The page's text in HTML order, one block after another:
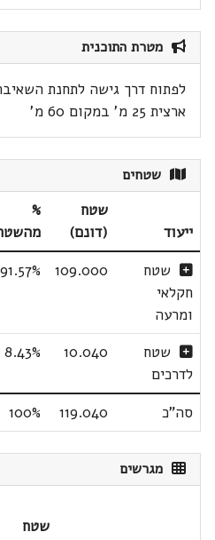
מטרת התוכנית
לפתוח דרך גישה לתחנת
ארצית 25 מ' במקום 60 מ'
שטחים
ייעוד
שטח
(דונם)
%
שטח
חקלאי
ומרעה
109.000
91.57%
שטח
לדרכים
10.040
8.43%
סה"כ 119.040
100%
מגרשים
שטח